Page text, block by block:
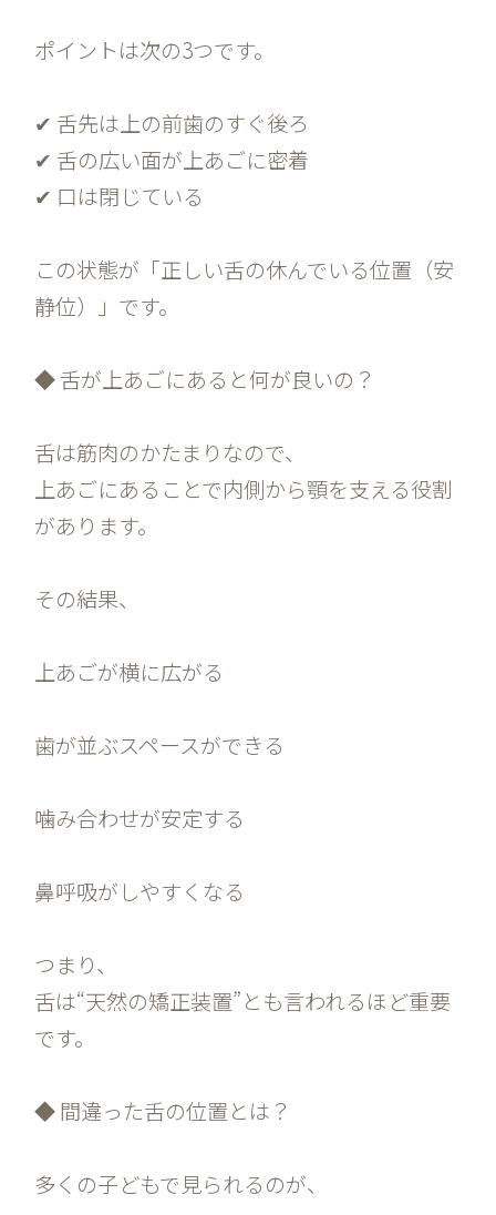
ポイントは次の3つです。
✔ 舌先は上の前歯のすぐ後ろ
✔ 舌の広い面が上あごに密着
✔ 口は閉じている
この状態が「正しい舌の休んでいる位置（安
静位）」です。
◆ 舌が上あごにあると何が良いの？
舌は筋肉のかたまりなので、
上あごにあることで内側から顎を支える役割
があります。
その結果、
上あごが横に広がる
歯が並ぶスペースができる
噛み合わせが安定する
鼻呼吸がしやすくなる
つまり、
舌は“天然の矯正装置”とも言われるほど重要
です。
◆ 間違った舌の位置とは？
多くの子どもで見られるのが、